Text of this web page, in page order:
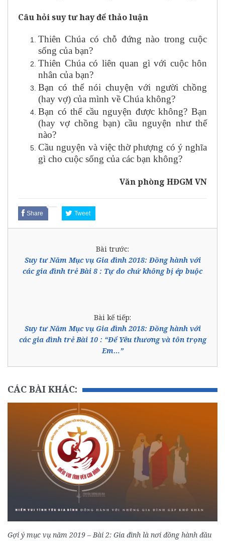
Câu hỏi suy tư hay để thảo luận
Thiên Chúa có chỗ đứng nào trong cuộc
sống của bạn?
Thiên Chúa có liên quan gì với cuộc hôn
nhân của bạn?
Bạn có thể nói chuyện với người chồng
(hay vợ) của mình về Chúa không?
Bạn có thể cầu nguyện được không? Bạn
(hay vợ chồng bạn) cầu nguyện như thế
nào?
Cầu nguyện và việc thờ phượng có ý nghĩa
gì cho cuộc sống của các bạn không?
Văn phòng HĐGM VN
Share Tweet
Bài trước:
Suy tư Năm Mục vụ Gia đình 2018: Đồng hành với
các gia đình trẻ Bài 8 : Tự do chứ không bị ép buộc
Bài kế tiếp:
Suy tư Năm Mục vụ Gia đình 2018: Đồng hành với
các gia đình trẻ Bài 10 : “Để Yêu thương và tôn trọng
Em…”
CÁC BÀI KHÁC:
Gợi ý mục vụ năm 2019 – Bài 2: Gia đình là nơi đồng hành đầu